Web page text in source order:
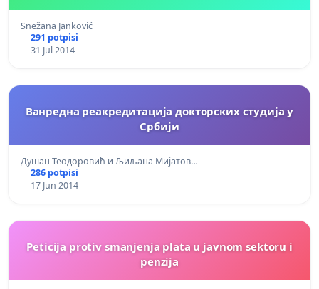
Snežana Janković
291 potpisi
31 Jul 2014
Ванредна реакредитација докторских студија у
Србији
Душан Теодоровић и Љиљана Мијатов…
286 potpisi
17 Jun 2014
Peticija protiv smanjenja plata u javnom sektoru i
penzija